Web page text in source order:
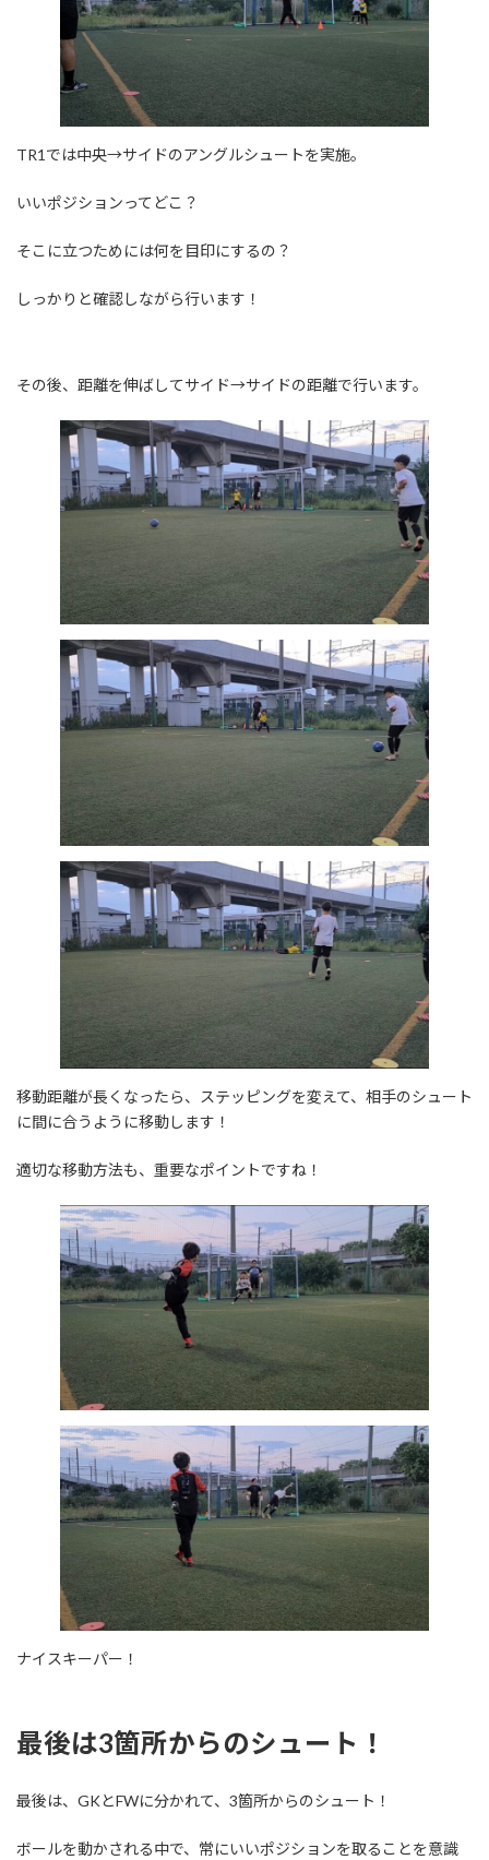
TR1では中央→サイドのアングルシュートを実施。
いいポジションってどこ？
そこに立つためには何を目印にするの？
しっかりと確認しながら行います！
その後、距離を伸ばしてサイド→サイドの距離で行います。
移動距離が長くなったら、ステッピングを変えて、相手のシュート
に間に合うように移動します！
適切な移動方法も、重要なポイントですね！
ナイスキーパー！
最後は3箇所からのシュート！
最後は、GKとFWに分かれて、3箇所からのシュート！
ボールを動かされる中で、常にいいポジションを取ることを意識